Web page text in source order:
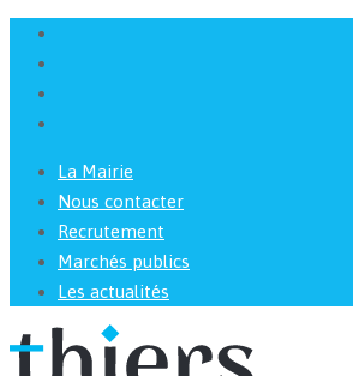
La Mairie
Nous contacter
Recrutement
Marchés publics
Les actualités